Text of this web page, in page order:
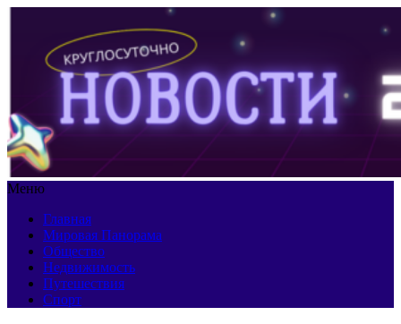
Меню
Главная
Мировая Панорама
Общество
Недвижимость
Путешествия
Спорт